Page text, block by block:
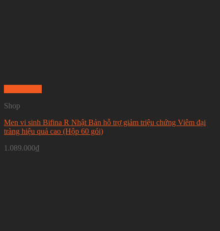
Shop
Men vi sinh Bifina R Nhật Bản hỗ trợ giảm triệu chứng Viêm đại
tràng hiệu quả cao (Hộp 60 gói)
1.089.000₫